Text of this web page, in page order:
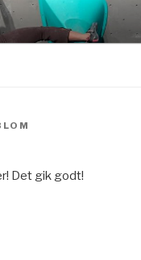
Det gik godt!